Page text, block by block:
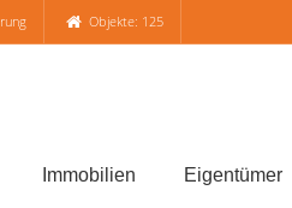
Objekte: 125
Immobilien Eigentümer